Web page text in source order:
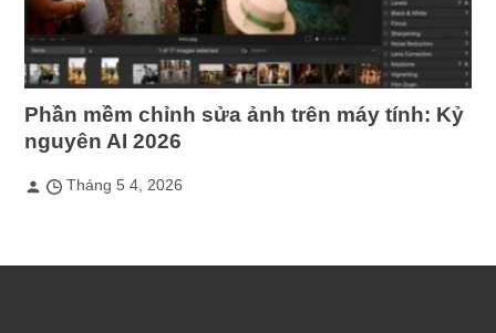
Phần mềm chỉnh sửa ảnh trên máy tính: Kỷ
nguyên AI 2026
Tháng 5 4, 2026